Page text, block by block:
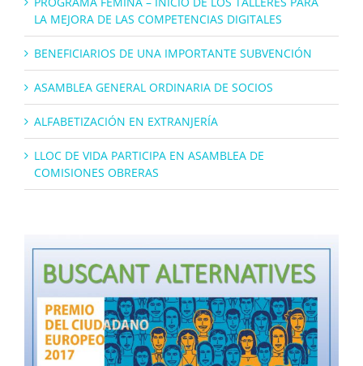
LA MEJORA DE LAS COMPETENCIAS DIGITALES
BENEFICIARIOS DE UNA IMPORTANTE SUBVENCIÓN
ASAMBLEA GENERAL ORDINARIA DE SOCIOS
ALFABETIZACIÓN EN EXTRANJERÍA
LLOC DE VIDA PARTICIPA EN ASAMBLEA DE
COMISIONES OBRERAS